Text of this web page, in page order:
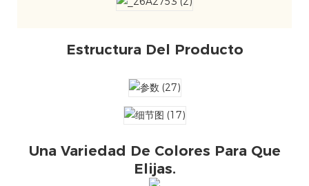
Estructura Del Producto
Una Variedad De Colores Para Que
Elijas.